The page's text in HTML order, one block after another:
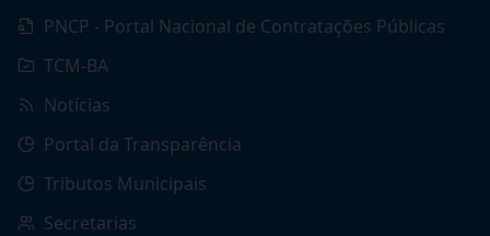
PNCP - Portal Nacional de Contratações Públicas
TCM-BA
Notícias
Portal da Transparência
Tributos Municipais
Secretarias